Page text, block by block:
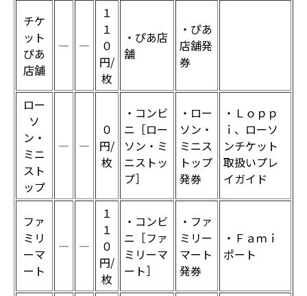
チケ
ット
ぴあ
店舗
― ―
１
１
０
円/
枚
・ぴあ店
舗
・ぴあ
店舗発
券
ロー
ソ
ン・
ミニ
スト
ップ
― ―
０
円/
枚
・コンビ
ニ［ロー
ソン・ミ
ニストッ
プ］
・ロー
ソン・
ミニス
トップ
発券
・Ｌｏｐｐ
ｉ、ローソ
ンチケット
取扱いプレ
イガイド
ファ
ミリ
ーマ
ート
― ―
１
１
０
円/
枚
・コンビ
ニ［ファ
ミリーマ
ート］
・ファ
ミリー
マート
発券
・Ｆａｍｉ
ポート